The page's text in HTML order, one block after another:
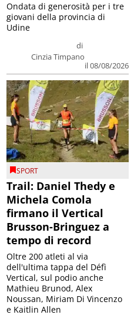
di
Cinzia Timpano
il 08/08/2026
Ondata di generosità per i tre
giovani della provincia di
Udine
SPORT
Trail: Daniel Thedy e
Michela Comola
firmano il Vertical
Brusson-Bringuez a
tempo di record
Oltre 200 atleti al via
dell'ultima tappa del Défì
Vertical, sul podio anche
Mathieu Brunod, Alex
Noussan, Miriam Di Vincenzo
e Kaitlin Allen